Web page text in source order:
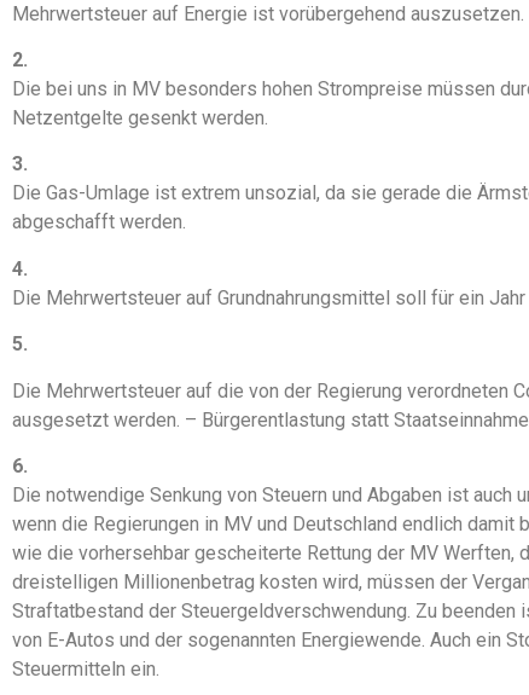
Mehrwertsteuer auf Energie ist vorübergehend auszusetzen.
2.
Die bei uns in MV besonders hohen Strompreise müssen
Netzentgelte gesenkt werden.
3.
Die Gas-Umlage ist extrem unsozial, da sie gerade die
abgeschafft werden.
4.
Die Mehrwertsteuer auf Grundnahrungsmittel soll für ein
5.
Die Mehrwertsteuer auf die von der Regierung verordneten
ausgesetzt werden. – Bürgerentlastung statt
6.
Die notwendige Senkung von Steuern und Abgaben ist auch
wenn die Regierungen in MV und Deutschland endlich
wie die vorhersehbar gescheiterte Rettung der MV Werften,
dreistelligen Millionenbetrag kosten wird, müssen der
Straftatbestand der Steuergeldverschwendung. Zu
von E-Autos und der sogenannten Energiewende. Auch ein
Steuermitteln ein.